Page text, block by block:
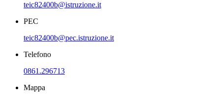
teic82400b@istruzione.it
PEC
teic82400b@pec.istruzione.it
Telefono
0861.296713
Mappa